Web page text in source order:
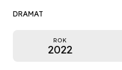
DRAMAT
ROK
2022